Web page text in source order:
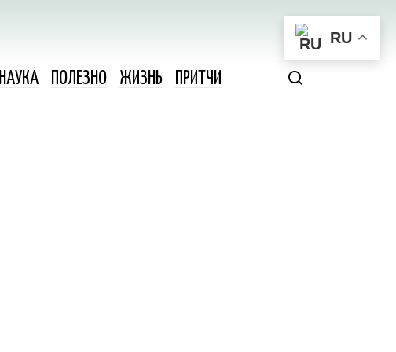
НАУКА ПОЛЕЗНО ЖИЗНЬ ПРИТЧИ
RU